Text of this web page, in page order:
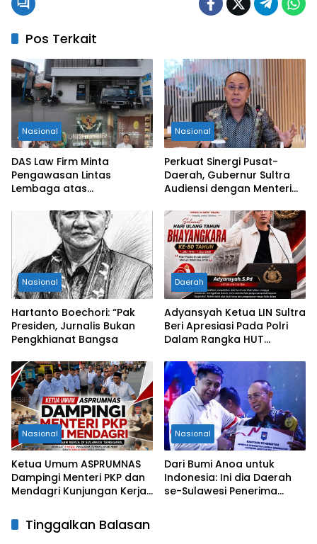
Pos Terkait
Nasional
DAS Law Firm Minta
Pengawasan Lintas
Lembaga atas
Objek Sengketa di
Pengadilan Negeri Jakarta
Nasional
Perkuat Sinergi Pusat-
Daerah, Gubernur Sultra
Audiensi dengan Menteri
Nasional
Hartanto Boechori: “Pak
Presiden, Jurnalis Bukan
Pengkhianat Bangsa
Daerah
Adyansyah Ketua LIN Sultra
Beri Apresiasi Pada Polri
Dalam Rangka HUT
Nasional
Ketua Umum ASPRUMNAS
Dampingi Menteri PKP dan
Mendagri Kunjungan Kerja
Program Rumah Layak Huni
dan Konsolidasi Organisasi
Nasional
Dari Bumi Anoa untuk
Indonesia: Ini dia Daerah
se-Sulawesi Penerima
Tinggalkan Balasan